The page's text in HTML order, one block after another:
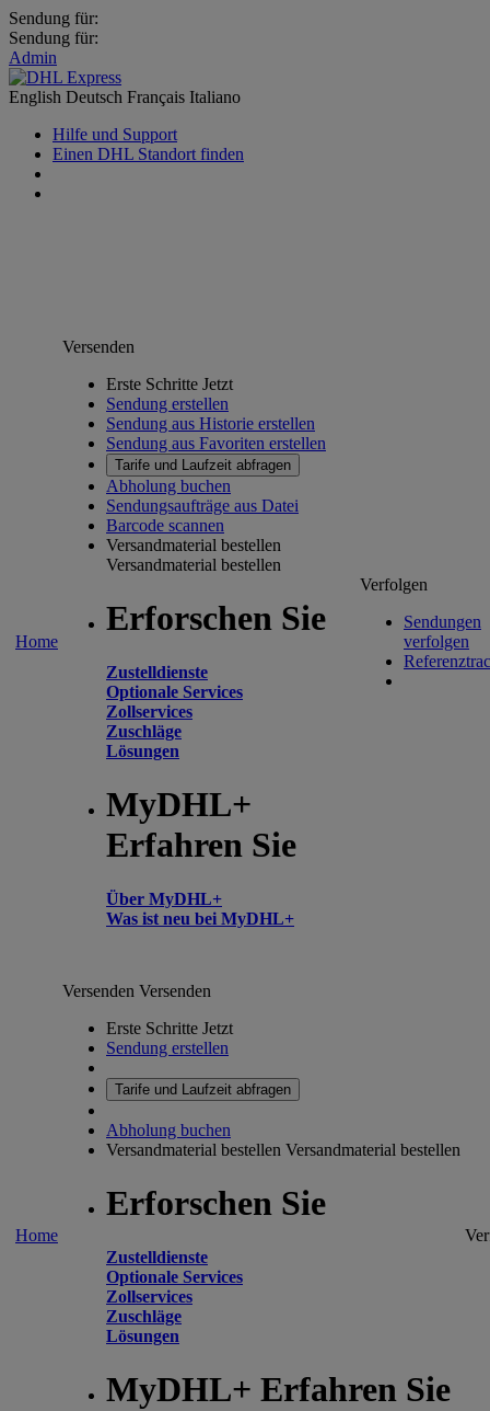
Sendung für:
Sendung für:
Admin
English Deutsch Français Italiano
Hilfe und Support
Einen DHL Standort finden
Home
Versenden
Erste Schritte Jetzt
Sendung erstellen
Sendung aus Historie erstellen
Sendung aus Favoriten erstellen
Tarife und Laufzeit abfragen
Abholung buchen
Sendungsaufträge aus Datei
Barcode scannen
Versandmaterial bestellen
Versandmaterial bestellen
Erforschen Sie
Zustelldienste
Optionale Services
Zollservices
Zuschläge
Lösungen
MyDHL+
Erfahren Sie
Über MyDHL+
Was ist neu bei MyDHL+
Verfolgen
Sendungen
verfolgen
Home
Versenden Versenden
Erste Schritte Jetzt
Sendung erstellen
Tarife und Laufzeit abfragen
Abholung buchen
Versandmaterial bestellen Versandmaterial bestellen
Erforschen Sie
Zustelldienste
Optionale Services
Zollservices
Zuschläge
Lösungen
MyDHL+ Erfahren Sie